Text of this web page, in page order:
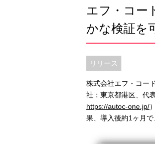
エフ・コー
かな検証を
リリース
株式会社エフ・コー
社：東京都港区、代
https://autoc-one.jp/
果、導入後約1ヶ月